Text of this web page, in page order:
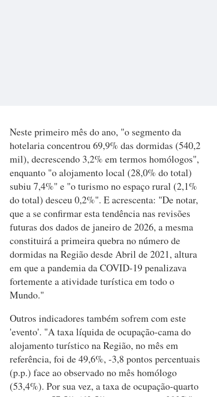
Neste primeiro mês do ano, "o segmento da
hotelaria concentrou 69,9% das dormidas (540,2
mil), decrescendo 3,2% em termos homólogos",
enquanto "o alojamento local (28,0% do total)
subiu 7,4%" e "o turismo no espaço rural (2,1%
do total) desceu 0,2%". E acrescenta: "De notar,
que a se confirmar esta tendência nas revisões
futuras dos dados de janeiro de 2026, a mesma
constituirá a primeira quebra no número de
dormidas na Região desde Abril de 2021, altura
em que a pandemia da COVID-19 penalizava
fortemente a atividade turística em todo o
Mundo."
Outros indicadores também sofrem com este
'evento'. "A taxa líquida de ocupação-cama do
alojamento turístico na Região, no mês em
referência, foi de 49,6%, -3,8 pontos percentuais
(p.p.) face ao observado no mês homólogo
(53,4%). Por sua vez, a taxa de ocupação-quarto